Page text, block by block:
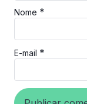
Nome *
E-mail *